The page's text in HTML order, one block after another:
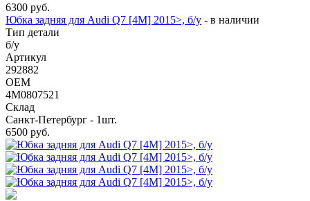
6300 руб.
Юбка задняя для Audi Q7 [4M] 2015>, б/у - в наличии
Тип детали
б/у
Артикул
292882
OEM
4M0807521
Склад
Санкт-Петербург - 1шт.
6500 руб.